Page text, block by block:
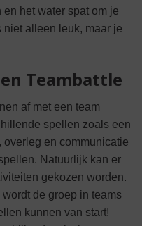
het water spat om je
niet alleen leuk, maar je
Teambattle
af met een team
spellen zoals een
overleg en communicatie
Natuurlijk kan er
gekozen worden.
de groep in teams
kunnen van start!